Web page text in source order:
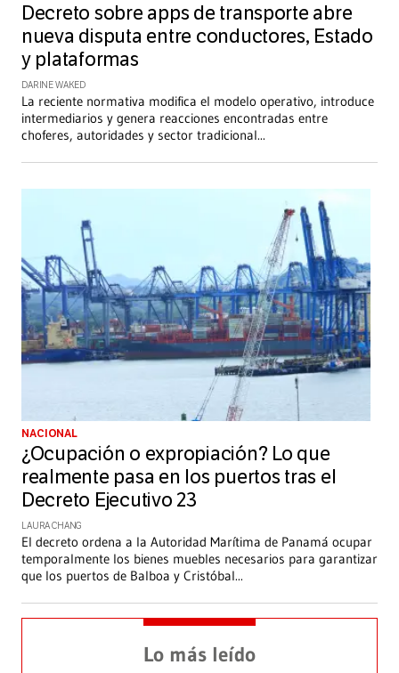
Decreto sobre apps de transporte abre
nueva disputa entre conductores, Estado
y plataformas
DARINE WAKED
La reciente normativa modifica el modelo operativo, introduce
intermediarios y genera reacciones encontradas entre
choferes, autoridades y sector tradicional...
NACIONAL
¿Ocupación o expropiación? Lo que
realmente pasa en los puertos tras el
Decreto Ejecutivo 23
LAURA CHANG
El decreto ordena a la Autoridad Marítima de Panamá ocupar
temporalmente los bienes muebles necesarios para garantizar
que los puertos de Balboa y Cristóbal...
Lo más leído